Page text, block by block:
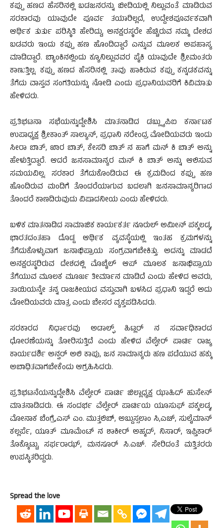
ಕಪ್ಪು ಹಣದ ಹೆಸರಿನಲ್ಲಿ ಬಡಜನರನ್ನು ಬೀದಿಯಲ್ಲಿ ನಿಲ್ಲುವಂತೆ ಮಾಡಿರುವ
ಸರಕಾರವು ಯಾವುದೇ ಪೂರ್ವ ತಯಾರಿಲ್ಲದೆ, ಉದ್ದೇಶಪೂರ್ವಕವಾಗಿ
ಆರ್ಥಿಕ ತುರ್ತು ಪರಿಸ್ಥಿತಿ ಹೇರಿದ್ದು, ಅನಕ್ಷರಸ್ಥರೇ ಹೆಚ್ಚಿರುವ ನಮ್ಮ ದೇಶದ
ಬಡವರು ಇಂದು ಕಪ್ಪು ಹಣ ಹೊಂದಿದ್ದಾರೆ ಎನ್ನುವ ಮೂಲಕ ಅಪಹಾಸ್ಯ
ಮಾಡಿದ್ದಾರೆ. ಬ್ಯಾಂಕಿನಲ್ಲಿಂದು ಕ್ಯೂನಿಲ್ಲುವವರ ಪೈಕಿ ಯಾವುದೇ ಶ್ರೀಮಂತರು
ಕಾಣುತ್ತಿಲ್ಲ. ಕಪ್ಪು ಹಣದ ಹೆಸರಿನಲ್ಲಿ ತಾವು ಹಾಕಿರುವ ಕಪ್ಪು ಕನ್ನಡಕವನ್ನು
ತೆಗೆದು ವಾಸ್ತವ ಸಂಗತಿಯನ್ನು ನೋಡಿ ಎಂದು ಪ್ರಧಾನಿಯವರಿಗೆ ಕಿವಿಮಾತು
ಹೇಳಿದರು.
ಪ್ರತಿಭಟನಾ ಸಭೆಯನ್ನುದ್ದೇಶಿಸಿ ಮಾತನಾಡಿದ ಡಬ್ಲ್ಯುಪಿಐ ಕರ್ನಾಟಕ
ಉಪಾಧ್ಯಕ್ಷ ಶ್ರೀಕಾಂತ್ ಸಾಲ್ಯಾನ್, ಪ್ರಧಾನಿ ನರೇಂದ್ರ ಮೋದಿಯವರು ಇಂದು
ಸೀರಾ ಬಾತ್, ಖಾರ ಬಾತ್, ಕೇಸರಿ ಬಾತ್ ನ ಹಾಗೆ ಮನ್ ಕಿ ಬಾತ್ ಅನ್ನು
ಹೇಳುತ್ತಿದ್ದಾರೆ. ಆದರೆ ಜನಸಾಮಾನ್ಯರ ಮನ್ ಕಿ ಬಾತ್ ಅನ್ನು ಆಲಿಸುವ
ಸಮಯವಿಲ್ಲ. ಸರಕಾರ ತೆಗೆದುಕೊಂಡಿರುವ ಈ ಕ್ರಮದಿಂದ ಕಪ್ಪು ಹಣ
ಹೊಂದಿರುವ ಮಂದಿಗೆ ತೊಂದರೆಯಾಗುವ ಬದಲಾಗಿ ಜನಸಾಮಾನ್ಯರಿಗಾದ
ತೊಂದರೆ ಕಾಣದಿರುವುದು ವಿಷಾದನೀಯ ಎಂದು ಹೇಳಿದರು.
ಬಳಿಕ ಮಾತನಾಡಿದ ಸಾಮಾಜಿಕ ಕಾರ್ಯಕರ್ತ ನೂರುಲ್ ಅಮೀನ್ ಪಕ್ಕಲಡ್ಕ,
ಭಾರತದಂತಹಾ ದೊಡ್ಡ ಆರ್ಥಿಕ ವ್ಯವಸ್ಥೆಯಲ್ಲಿ ಇಂತಹ ಕ್ರಮಗಳನ್ನು
ತೆಗೆದುಕೊಳ್ಳುವಾಗ ಜನಾಭಿಪ್ರಾಯ ಸಂಗ್ರವಾಗಬೇಕಿತ್ತು. ಅದನ್ನು ಮಾಡದೆ
ಅನಕ್ಷರಸ್ಥರಿರುವ ದೇಶದಲ್ಲಿ ಮೊಬೈಲ್ ಆಪ್ ಮೂಲಕ ಜನಾಭಿಪ್ರಾಯ
ತೆಗೆಯುವ ಮೂಲಕ ಮೂರ್ಖ ತೀರ್ಮಾನ ಮಾಡಿದೆ ಎಂದು ಹೇಳಿದ ಅವರು,
ತಾಯಿಯನ್ನೇ ತನ್ನ ರಾಜಕೀಯದ ವಸ್ತುವಾಗಿ ಬಳಸಿದ ಪ್ರಧಾನಿ ಇದ್ದರೆ ಅದು
ಮೋದಿಯವರು ಮಾತ್ರ ಎಂದು ಬೇಸರ ವ್ಯಕ್ತಪಡಿಸಿದರು.
ಸರಕಾರದ ನಿರ್ಧಾರವು ಅಡಾಲ್ಫ್ ಹಿಟ್ಲರ್ ನ ಸರ್ವಾಧಿಕಾರದ
ಧೋರಣೆಯನ್ನು ತೋರಿಸುತ್ತಿದೆ ಎಂದು ಹೇಳಿದ ವೆಲ್ಫೇರ್ ಪಾರ್ಟಿ ರಾಜ್ಯ
ಕಾರ್ಯದರ್ಶಿ ಅನ್ವರ್ ಅಲಿ ಕಾಪು, ಜನ ಸಾಮಾನ್ಯರು ಹಣ ಪಡೆಯುವ ಹಕ್ಕು
ಅಬಾಧಿತವಾಗಬೇಕೆಂದು ಆಗ್ರಹಿಸಿದರು.
ಪ್ರತಿಭಟನೆಯನ್ನುದ್ದೇಶಿಸಿ ವೆಲ್ಫೇರ್ ಪಾರ್ಟಿ ಜಿಲ್ಲಾಧ್ಯಕ್ಷ ಝಾಹಿದ್ ಹುಸೇನ್
ಮಾತನಾಡಿದರು. ಈ ಸಂದರ್ಭ ವೆಲ್ಫೇರ್ ಪಾರ್ಟಿಯ ಯೂಸುಫ್ ಪಕ್ಕಲಡ್ಕ,
ಮೋನಾಕ ಬೆಂಗ್ರೆ,ಎಸ್ ಎಂ. ಮುತ್ತಲಿಬ್, ಅಬ್ದುಸ್ಸಲಾಂ ಸಿ,ಎಚ್, ಸುಲೈಮಾನ್
ಕಲ್ಲರ್ಪೆ, ಯೂತ್ ಮೂಮೆಂಟ್ ನ ಶಾಕೀರ್ ಅಹ್ಮದ್, ನಿಸಾರ್, ಇಫ್ತಿಕಾರ್
ತೊಕ್ಕೊಟ್ಟು, ಸರ್ಫರಾಝ್, ಮನಸೂರ್ ಸಿ.ಎಚ್. ಸೇರಿದಂತೆ ಮತ್ತಿತರರು
ಉಪಸ್ಥಿತರಿದ್ದರು.
Spread the love